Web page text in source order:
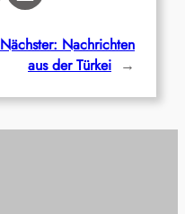
Nächster: Nachrichten
aus der Türkei →